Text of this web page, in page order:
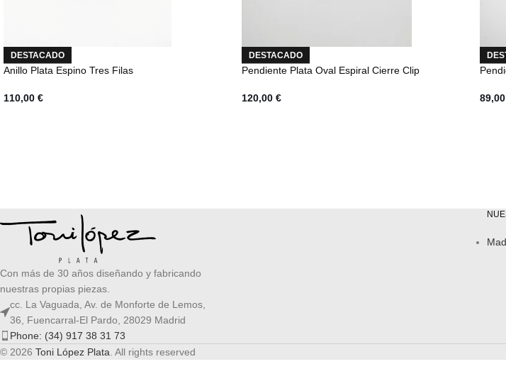
DESTACADO
Anillo Plata Espino Tres Filas
110,00 €
DESTACADO
Pendiente Plata Oval Espiral Cierre Clip
120,00 € 89,00
Con más de 30 años diseñando y fabricando
nuestras propias piezas.
cc. La Vaguada, Av. de Monforte de Lemos,
36, Fuencarral-El Pardo, 28029 Madrid
Phone: (34) 917 38 31 73
© 2026 Toni López Plata . All rights reserved